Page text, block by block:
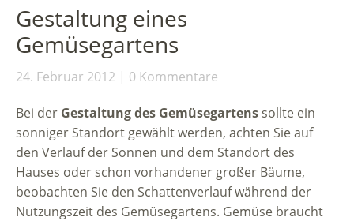
Gestaltung eines
Gemüsegartens
24. Februar 2012 0 Kommentare
Bei der Gestaltung des Gemüsegartens sollte ein
sonniger Standort gewählt werden, achten Sie auf
den Verlauf der Sonnen und dem Standort des
Hauses oder schon vorhandener großer Bäume,
beobachten Sie den Schattenverlauf während der
Nutzungszeit des Gemüsegartens. Gemüse braucht